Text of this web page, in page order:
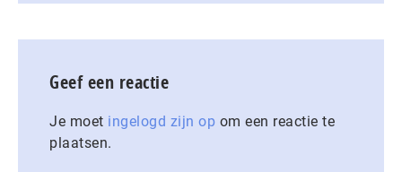
Geef een reactie
Je moet ingelogd zijn op om een reactie te
plaatsen.